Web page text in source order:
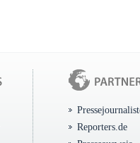
Reporters.de